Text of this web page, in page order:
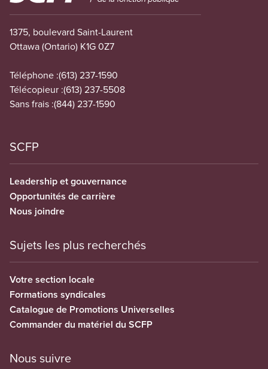
1375, boulevard Saint-Laurent
Ottawa (Ontario) K1G 0Z7
Téléphone :(613) 237-1590
Télécopieur :(613) 237-5508
Sans frais :(844) 237-1590
SCFP
Leadership et gouvernance
Opportunités de carrière
Nous joindre
Sujets les plus recherchés
Votre section locale
Formations syndicales
Catalogue de Promotions Universelles
Commander du matériel du SCFP
Nous suivre